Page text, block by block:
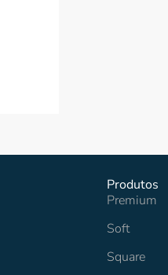
Produtos
Premium
Soft
Square